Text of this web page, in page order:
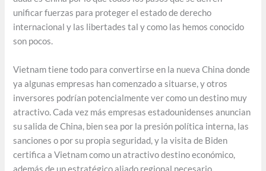
unificar fuerzas para proteger el estado de derecho
internacional y las libertades tal y como las hemos conocido
son pocos.
Vietnam tiene todo para convertirse en la nueva China donde
ya algunas empresas han comenzado a situarse, y otros
inversores podrían potencialmente ver como un destino muy
atractivo. Cada vez más empresas estadounidenses anuncian
su salida de China, bien sea por la presión política interna, las
sanciones o por su propia seguridad, y la visita de Biden
certifica a Vietnam como un atractivo destino económico,
además de un estratégico aliado regional necesario.